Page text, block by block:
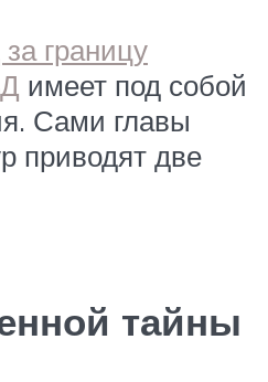
границу
имеет под собой
Сами главы
приводят две
тайны